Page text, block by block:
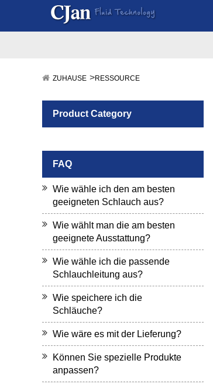
ZUHAUSE RESSOURCE
Product Category
FAQ
Wie wähle ich den am besten
geeigneten Schlauch aus?
Wie wählt man die am besten
geeignete Ausstattung?
Wie wähle ich die passende
Schlauchleitung aus?
Wie speichere ich die
Schläuche?
Wie wäre es mit der Lieferung?
Können Sie spezielle Produkte
anpassen?